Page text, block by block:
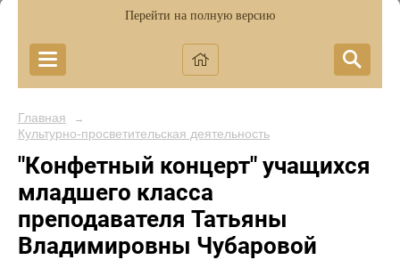
Перейти на полную версию
Главная →
Культурно-просветительская деятельность
"Конфетный концерт" учащихся
младшего класса
преподавателя Татьяны
Владимировны Чубаровой